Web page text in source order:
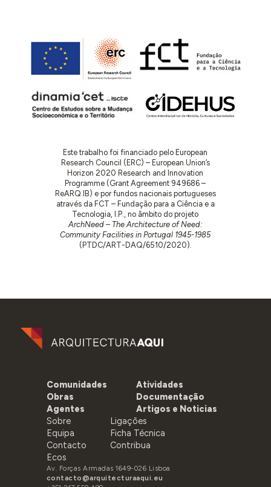
Este trabalho foi financiado pelo European
Research Council (ERC) – European Union’s
Horizon 2020 Research and Innovation
Programme (Grant Agreement 949686 –
ReARQ.IB) e por fundos nacionais portugueses
através da FCT – Fundação para a Ciência e a
Tecnologia, I.P., no âmbito do projeto
ArchNeed – The Architecture of Need:
Community Facilities in Portugal 1945-1985
(PTDC/ART-DAQ/6510/2020).
Comunidades
Obras
Agentes
Atividades
Documentação
Artigos e Noticias
Sobre
Equipa
Contacto
Ecos
Ligações
Ficha Técnica
Contribua
Av. Forças Armadas 1649-026 Lisboa
contacto@arquitecturaaqui.eu